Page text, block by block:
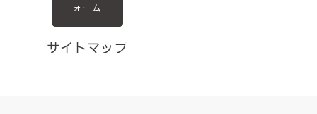
ォーム
サイトマップ